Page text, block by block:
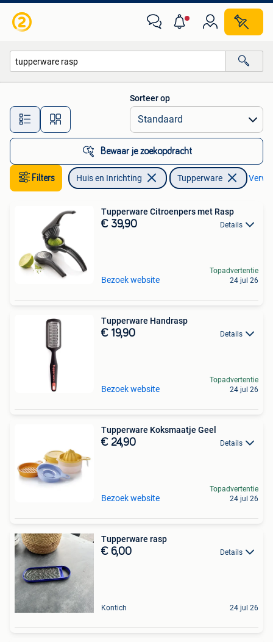
Alle afstanden…
Sorteer op
Bewaar je zoekopdracht
Filters Huis en Inrichting Tupperware
Tupperware Citroenpers met Rasp
€ 39,90 Details
Bezoek website
Topadvertentie
24 jul 26
Tupperware Handrasp
€ 19,90 Details
Bezoek website
Topadvertentie
24 jul 26
Tupperware Koksmaatje Geel
€ 24,90 Details
Bezoek website
Topadvertentie
24 jul 26
Tupperware rasp
€ 6,00 Details
Kontich 24 jul 26